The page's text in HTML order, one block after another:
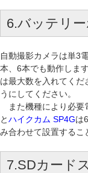
6.バッテリ
自動撮影カメラは単3
本、6本でも動作しま
は最大数を入れてくだ
うにしてください。
また機種により必要
とハイクカム SP4Gは
み合わせて設置するこ
7.SDカード